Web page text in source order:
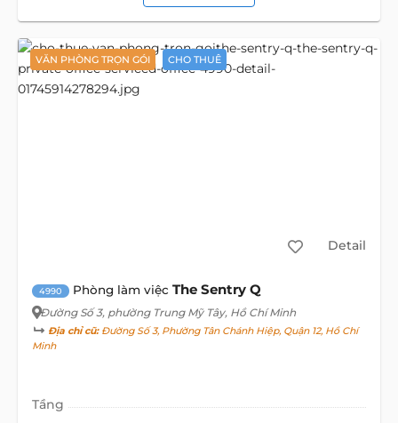
VĂN PHÒNG TRỌN GÓI CHO THUÊ
Detail
4990 Phòng làm việc The Sentry Q
Đường Số 3, phường Trung Mỹ Tây, Hồ Chí Minh
Địa chỉ cũ:Đường Số 3, Phường Tân Chánh Hiệp, Quận 12, Hồ Chí
Minh
Tầng